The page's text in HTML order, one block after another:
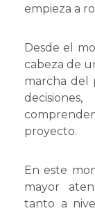
empieza a
Desde el
cabeza de
marcha del
proyecto.
En este
mayor
tanto a